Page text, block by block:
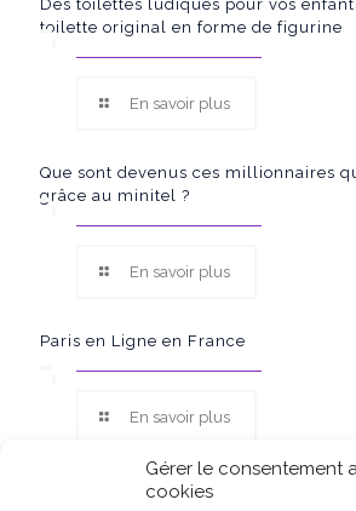
Gérer le consentement
cookies
Des toilettes ludiques pour vos
toilette original en forme de figurine
En savoir plus
Que sont devenus ces millionnaires
grâce au minitel ?
En savoir plus
Paris en Ligne en France
En savoir plus